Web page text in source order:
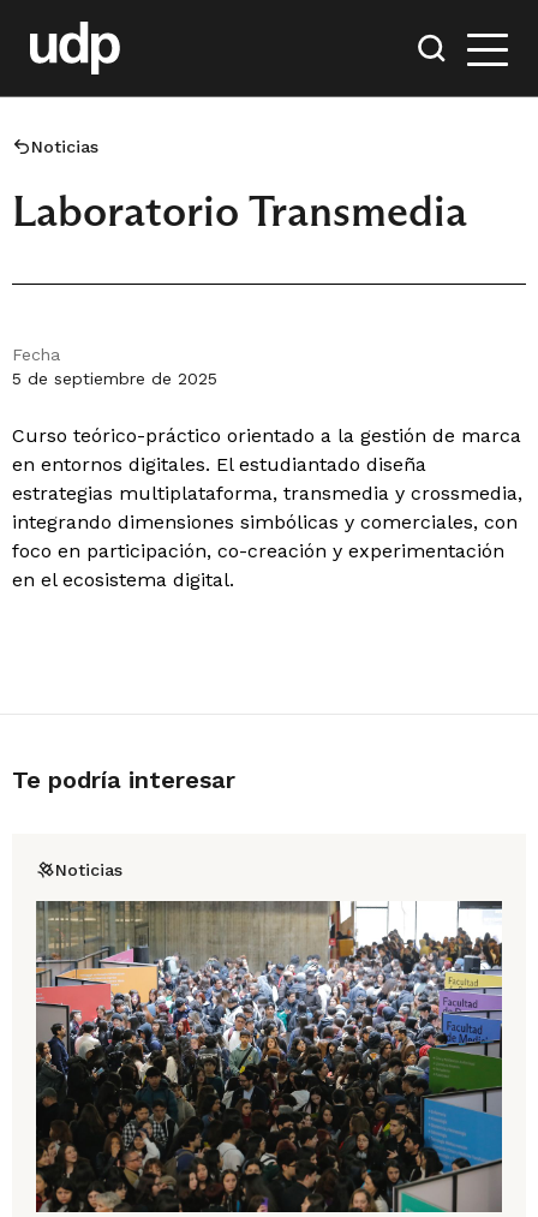
Noticias
Laboratorio Transmedia
Fecha
5 de septiembre de 2025
Curso teórico-práctico orientado a la gestión de marca
en entornos digitales. El estudiantado diseña
estrategias multiplataforma, transmedia y crossmedia,
integrando dimensiones simbólicas y comerciales, con
foco en participación, co-creación y experimentación
en el ecosistema digital.
Te podría interesar
Noticias